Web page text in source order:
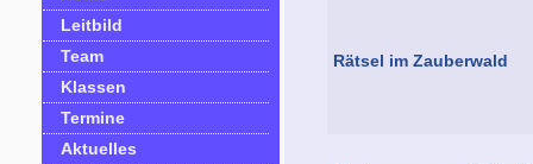
Leitbild
Team
Klassen
Termine
Aktuelles
Rätsel im Zauberwald